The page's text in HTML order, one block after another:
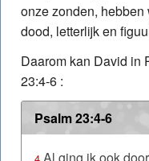
onze zonden,
dood, letterlijk en
Daarom kan David in
23:4-6 :
Psalm 23:4-6